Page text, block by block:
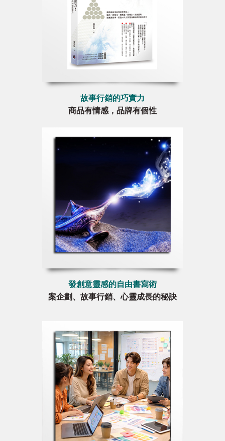
故事行銷的巧實力
商品有情感，品牌有個性
發創意靈感的自由書寫術
案企劃、故事行銷、心靈成長的秘訣